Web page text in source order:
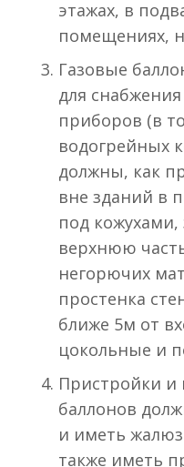
этажах, в
помещениях,
Газовые
для
приборов (в
водогрейных
должны, как
вне зданий в
под
верхнюю
негорючих
простенка
ближе 5м от
цокольные и
Пристройки и
баллонов
и иметь
также иметь